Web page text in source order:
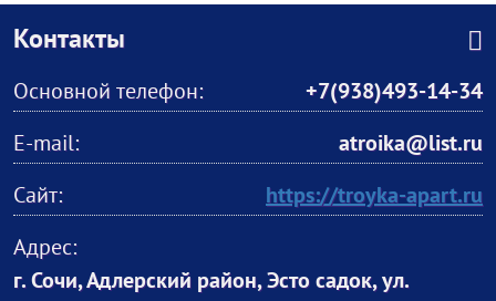
Контакты
Основной телефон:
+7(938)493-14-34
E-mail:
atroika@list.ru
Сайт:
https://troyka-apart.ru
Адрес:
г. Сочи, Адлерский район, Эсто садок, ул.